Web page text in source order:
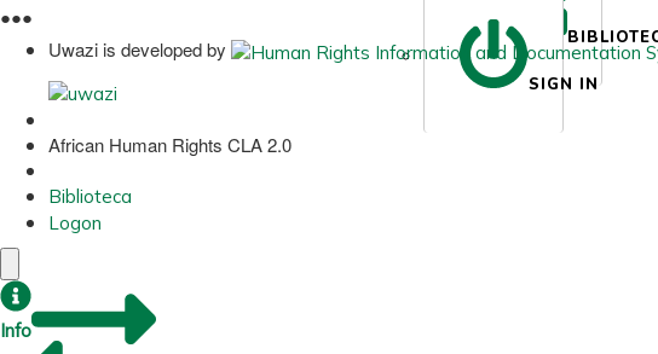
SIGN IN
●●●
Uwazi is developed by
African Human Rights CLA 2.0
Biblioteca
Logon
Info